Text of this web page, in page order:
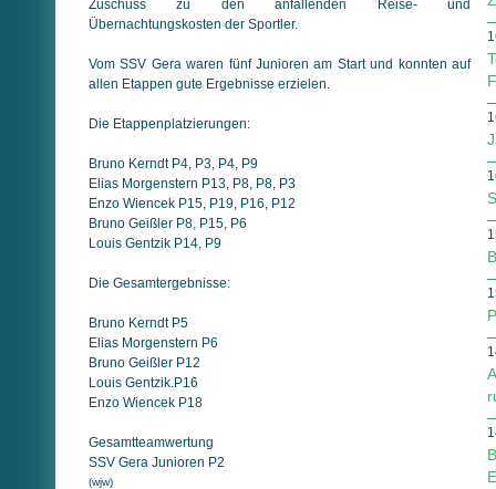
Zuschuss zu den anfallenden Reise- und
Übernachtungskosten der Sportler.
Vom SSV Gera waren fünf Junioren am Start und konnten auf
allen Etappen gute Ergebnisse erzielen.
Die Etappenplatzierungen:
Bruno Kerndt P4, P3, P4, P9
Elias Morgenstern P13, P8, P8, P3
Enzo Wiencek P15, P19, P16, P12
Bruno Geißler P8, P15, P6
Louis Gentzik P14, P9
Die Gesamtergebnisse:
Bruno Kerndt P5
Elias Morgenstern P6
Bruno Geißler P12
Louis Gentzik.P16
Enzo Wiencek P18
Gesamtteamwertung
SSV Gera Junioren P2
(wjw)